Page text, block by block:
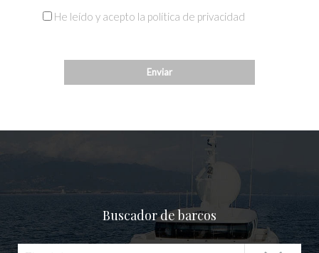
He leído y acepto la política de privacidad
Buscador de barcos